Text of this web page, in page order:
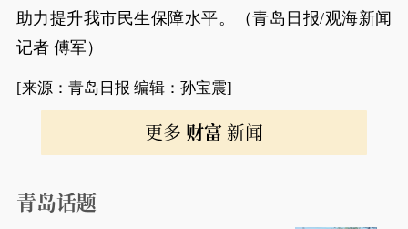
助力提升我市民生保障水平。（青岛日报/观海新闻
记者 傅军）
[来源：青岛日报 编辑：孙宝震]
更多 财富 新闻
青岛话题